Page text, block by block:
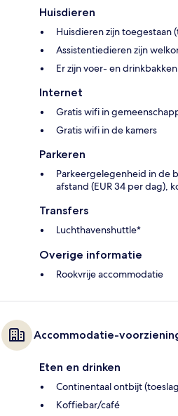
Huisdieren
Huisdieren zijn toegestaan
Assistentiedieren zijn
Er zijn voer- en
Internet
Gratis wifi in
Gratis wifi in de kamers
Parkeren
Parkeergelegenheid in de
afstand (EUR 34 per dag),
Transfers
Luchthavenshuttle*
Overige informatie
Rookvrije accommodatie
Accommodatie-
Eten en drinken
Continentaal ontbijt
Koffiebar/café